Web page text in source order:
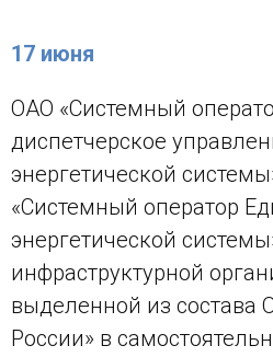
17 июня
ОАО «Системный
диспетчерское
энергетической
«Системный оператор
энергетической
инфраструктурной
выделенной из состава
России» в